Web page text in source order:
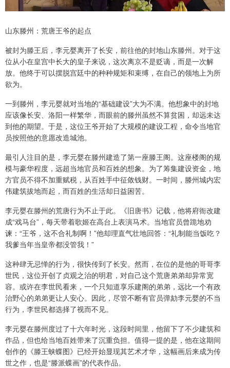
山东滕州：荒唐王爷的起点
被封为滕王后，李元婴离开了长安，前往他的封地山东滕州。对于这
位从小在皇宫中长大的皇子来说，这次离京不是贬谪，而是一次解
放。他终于可以摆脱宫廷中的种种规矩和束缚，在自己的领地上为所
欲为。
一到滕州，李元婴就对当地的“基础建设”大为不满。他想象中的封地
应该像长安、洛阳一样繁华，而眼前的滕州虽然不算贫困，却远未达
到他的期望。于是，这位王爷开始了大规模的建设工程，命令当地官
员按照他的意愿改造城池。
最引人注目的是，李元婴在滕州建造了第一座滕王阁。这座楼阁的规
模与豪华程度，远超当地官员和百姓的想象。为了筹集建设资金，地
方官员不得不加重赋税，从百姓手中征敛钱财。一时间，滕州城内宏
伟建筑拔地而起，而百姓的生活却日益困苦。
李元婴在滕州的荒唐行为不止于此。《旧唐书》记载，他将府衙改建
成“戏马台”，每天带着歌姬在高台上表演马术。当地官员曾跪地劝
谏：“王爷，这不合礼制啊！”他却理直气壮地回答：“礼制能当饭吃？
我爹当年当皇帝都没管我！”
这种肆无忌惮的行为，很快传到了长安。然而，在位的是他的哥哥李
世民，这位开创了贞观之治的明君，对自己这个荒唐弟弟却异常宽
容。或许在李世民看来，一个只知道享乐建阁的弟弟，远比一个有政
治野心的弟弟更让人安心。因此，尽管不断有官员弹劾李元婴的不当
行为，李世民都选择了视而不见。
李元婴在滕州度过了十六年时光，这段时间里，他留下了不少建筑和
作品，但也给当地百姓带来了沉重负担。值得一提的是，他在这期间
创作的《滕王蛱蝶图》已经开始显现其艺术才华，这幅画后来成为传
世之作，也是“滕派蝶画”的代表作品。